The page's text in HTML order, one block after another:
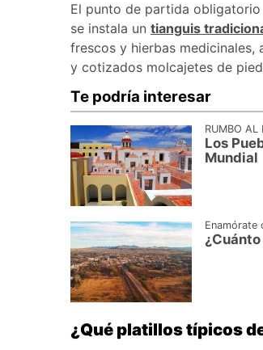
El punto de partida
se instala un tianguis
frescos y hierbas medicinales,
y cotizados molcajetes de
Te podría interesar
RUMBO
Los
Mundial
Enamórate
¿Qué platillos típicos